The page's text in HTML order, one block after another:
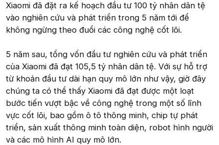
Xiaomi đã đặt ra kế hoạch đầu tư 100 tỷ nhân dân tệ
vào nghiên cứu và phát triển trong 5 năm tới để
không ngừng theo đuổi các công nghệ cốt lõi.
5 năm sau, tổng vốn đầu tư nghiên cứu và phát triển
của Xiaomi đã đạt 105,5 tỷ nhân dân tệ. Với sự hỗ trợ
từ khoản đầu tư dài hạn quy mô lớn như vậy, giờ đây
chúng ta có thể thấy Xiaomi đã đạt được một loạt
bước tiến vượt bậc về công nghệ trong một số lĩnh
vực cốt lõi, bao gồm ô tô thông minh, chip tự phát
triển, sản xuất thông minh toàn diện, robot hình người
và các mô hình AI quy mô lớn.